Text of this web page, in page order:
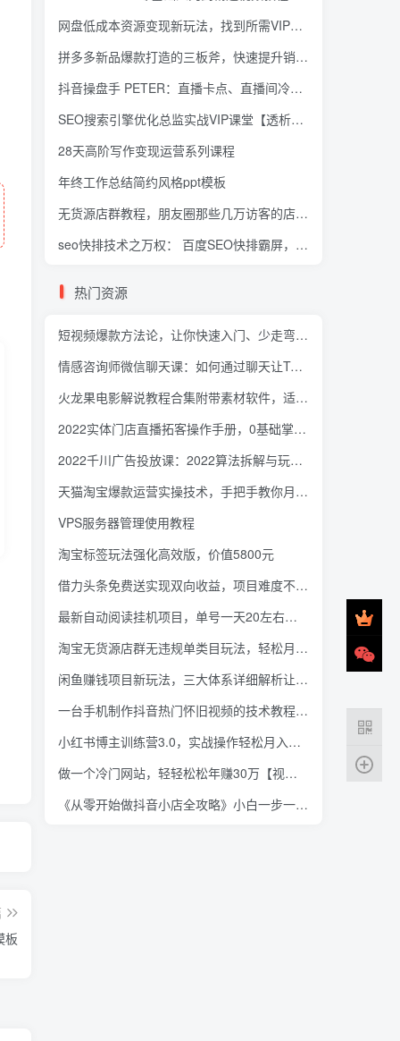
板
网盘低成本资源变现新玩法，找到所需VIP网赚教程并出售实现盈利
拼多多新品爆款打造的三板斧，快速提升销量+转化+点击率（视频课程）
抖音操盘手 PETER：直播卡点、直播间冷启动分享
SEO搜索引擎优化总监实战VIP课堂【透析2020最新案例】快速实现年新30w
28天高阶写作变现运营系列课程
年终工作总结简约风格ppt模板
无货源店群教程，朋友圈那些几万访客的店是怎么做的
seo快排技术之万权： 百度SEO快排霸屏，快速获取排名流量（视频课程)
热门资源
短视频爆款方法论，让你快速入门、少走弯路、节省试错成本
情感咨询师微信聊天课：如何通过聊天让TA 对你欲罢不能?
火龙果电影解说教程合集附带素材软件，适合普通人的副业赚钱项目
2022实体门店直播拓客操作手册，0基础掌握实体拓客流量密码
2022千川广告投放课：2022算法拆解与玩法分析，千川投放100问实操拆解
天猫淘宝爆款运营实操技术，手把手教你月销万件的爆款打造技巧
VPS服务器管理使用教程
淘宝标签玩法强化高效版，价值5800元
借力头条免费送实现双向收益，项目难度不大，原创实操视频讲解
最新自动阅读挂机项目，单号一天20左右可放大操作【详细教程+挂机脚本】
淘宝无货源店群无违规单类目玩法，轻松月赚3000（视频教程）
闲鱼赚钱项目新玩法，三大体系详细解析让你轻松日赚百元
一台手机制作抖音热门怀旧视频的技术教程+上千素材
小红书博主训练营3.0，实战操作轻松月入过万
做一个冷门网站，轻轻松松年赚30万【视频课程】
《从零开始做抖音小店全攻略》小白一步一步跟着做也能月收入3-5W